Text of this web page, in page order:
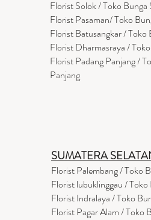
Florist Solok / Toko Bunga
Florist Pasaman/ Toko
Florist Batusangkar / Toko
Florist Dharmasraya /
Florist Padang Panjang /
Panjang
SUMATERA
Florist Palembang / Toko
Florist lubuklinggau /
Florist Indralaya / Toko
Florist Pagar Alam / Toko